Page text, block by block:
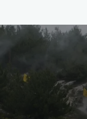
0
seconds
seconds